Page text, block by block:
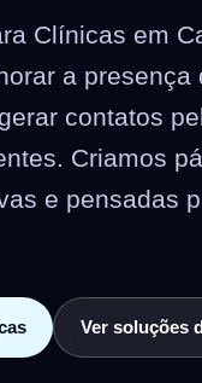
Clínicas em
a presença
contatos
Criamos
e pensadas
Ver soluções